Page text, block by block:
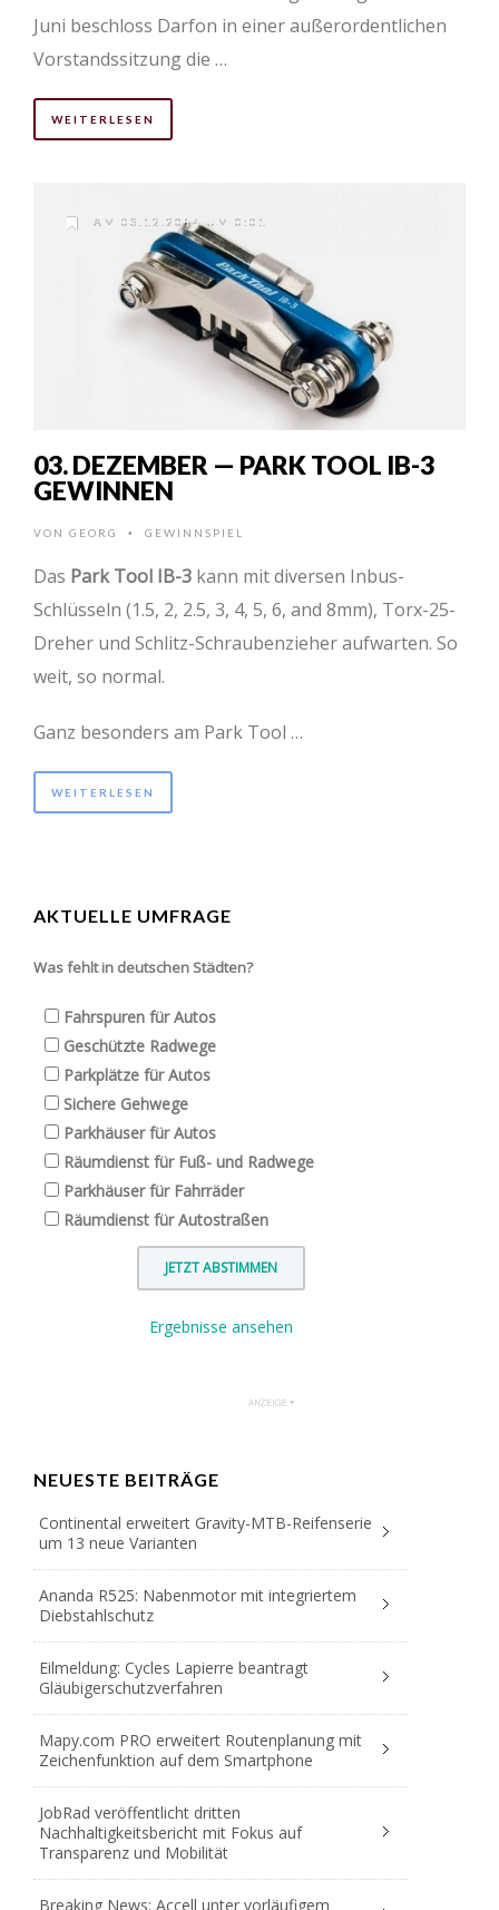
Juni beschloss Darfon in einer außerordentlichen
Vorstandssitzung die …
WEITERLESEN
AM 03.12.2014 UM 0:01
03. DEZEMBER — PARK TOOL IB-3
GEWINNEN
VON GEORG • GEWINNSPIEL
Das Park Tool IB-3 kann mit diversen Inbus-
Schlüsseln (1.5, 2, 2.5, 3, 4, 5, 6, and 8mm), Torx-25-
Dreher und Schlitz-Schraubenzieher aufwarten. So
weit, so normal.
Ganz besonders am Park Tool …
WEITERLESEN
AKTUELLE UMFRAGE
Was fehlt in deutschen Städten?
Fahrspuren für Autos
Geschützte Radwege
Parkplätze für Autos
Sichere Gehwege
Parkhäuser für Autos
Räumdienst für Fuß- und Radwege
Parkhäuser für Fahrräder
Räumdienst für Autostraßen
Ergebnisse ansehen
NEUESTE BEITRÄGE
Continental erweitert Gravity-MTB-Reifenserie
um 13 neue Varianten
Ananda R525: Nabenmotor mit integriertem
Diebstahlschutz
Eilmeldung: Cycles Lapierre beantragt
Gläubigerschutzverfahren
Mapy.com PRO erweitert Routenplanung mit
Zeichenfunktion auf dem Smartphone
JobRad veröffentlicht dritten
Nachhaltigkeitsbericht mit Fokus auf
Transparenz und Mobilität
Breaking News: Accell unter vorläufigem